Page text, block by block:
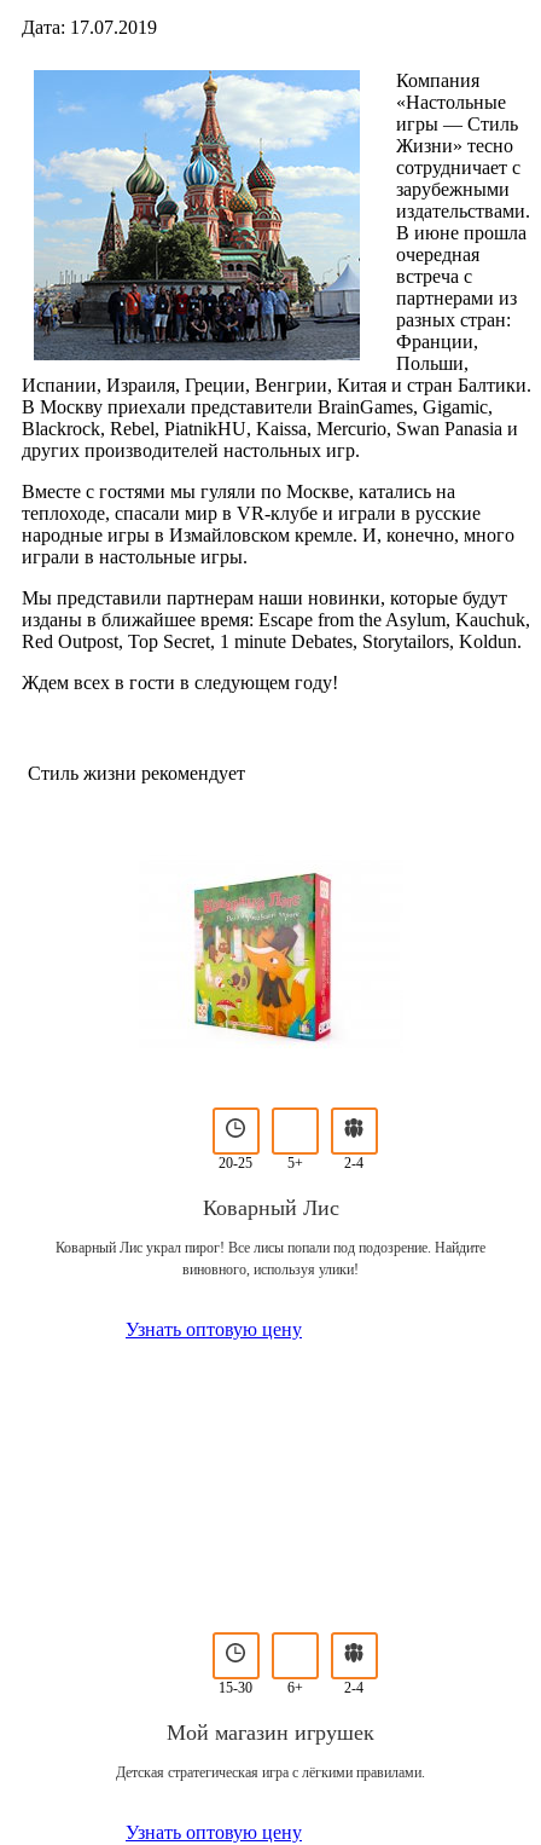
Дата: 17.07.2019
Компания
«Настольные
игры — Стиль
Жизни» тесно
сотрудничает с
зарубежными
издательствами.
В июне прошла
очередная
встреча с
партнерами из
разных стран:
Франции,
Польши,
Испании, Израиля, Греции, Венгрии, Китая и стран Балтики.
В Москву приехали представители BrainGames, Gigamic,
Blackrock, Rebel, PiatnikHU, Kaissa, Mercurio, Swan Panasia и
других производителей настольных игр.
Вместе с гостями мы гуляли по Москве, катались на
теплоходе, спасали мир в VR-клубе и играли в русские
народные игры в Измайловском кремле. И, конечно, много
играли в настольные игры.
Мы представили партнерам наши новинки, которые будут
изданы в ближайшее время: Escape from the Asylum, Kauchuk,
Red Outpost, Top Secret, 1 minute Debates, Storytailors, Koldun.
Ждем всех в гости в следующем году!
Стиль жизни рекомендует
20-25 5+ 2-4
Коварный Лис
Коварный Лис украл пирог! Все лисы попали под подозрение. Найдите
виновного, используя улики!
Узнать оптовую цену
15-30 6+ 2-4
Мой магазин игрушек
Детская стратегическая игра с лёгкими правилами.
Узнать оптовую цену